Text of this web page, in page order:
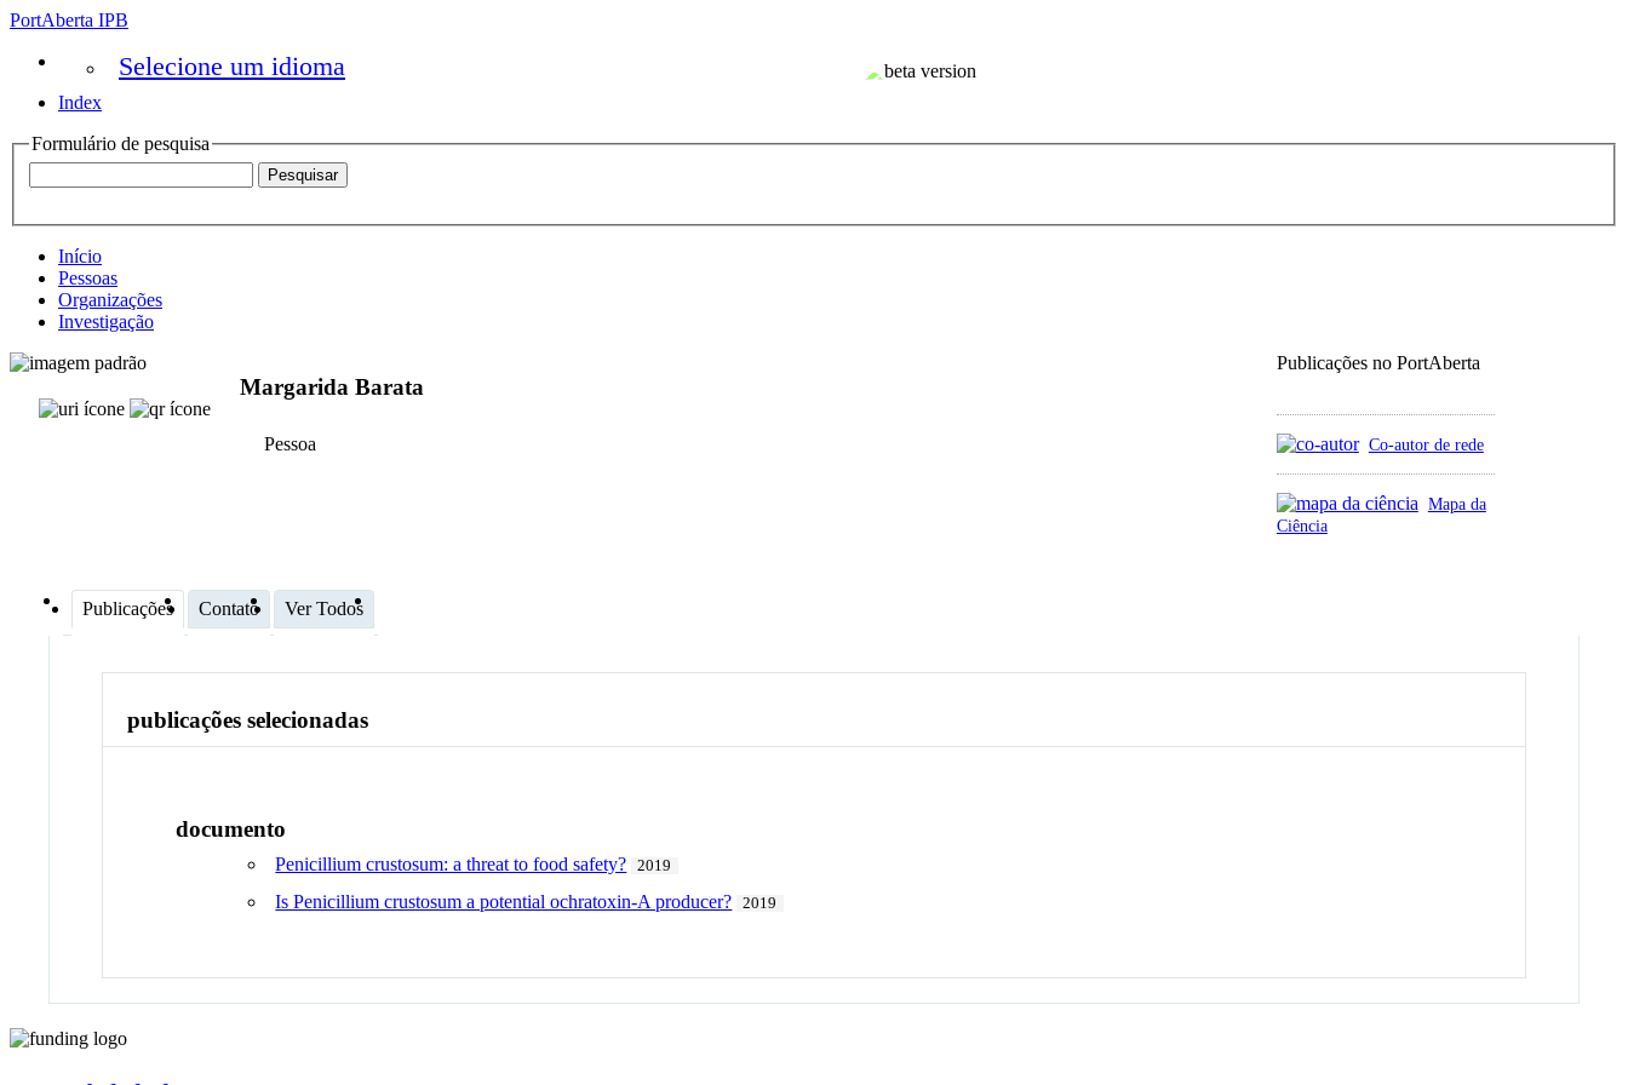
PortAberta IPB
Selecione um idioma
Index
Formulário de pesquisa
Início
Pessoas
Organizações
Investigação
Publicações no PortAberta
Co-autor de rede
Mapa da
Ciência
Margarida Barata
Pessoa
Publicações Contato Ver Todos
publicações selecionadas
documento
Penicillium crustosum: a threat to food safety? 2019
Is Penicillium crustosum a potential ochratoxin-A producer? 2019